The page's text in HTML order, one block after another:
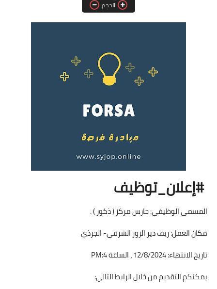
فرص عمل في اليمن
دورات تدريبية
الحجم
#إعلان_توظيف
المسمى الوظيفي: حارس مركز ( ذكور ) .
مكان العمل: ريف دير الزور الشرقي- الجرذي
تاريخ الانتهاء: 12/8/2024 ، الساعة 4:PM
يمكنكم التقديم من خلال الرابط التالي: